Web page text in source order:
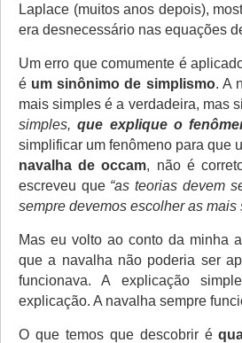
Laplace (muitos anos depois),
era desnecessário nas equações
Um erro que comumente é
é um sinônimo de simplismo. A
mais simples é a verdadeira, mas
simples,que explique o
simplificar um fenômeno para que
navalha de occam, não é
escreveu que “as teorias devem
sempre devemos escolher as mais
Mas eu volto ao conto da minha
que a navalha não poderia ser
funcionava. A explicação
explicação. A navalha sempre
O que temos que descobrir é